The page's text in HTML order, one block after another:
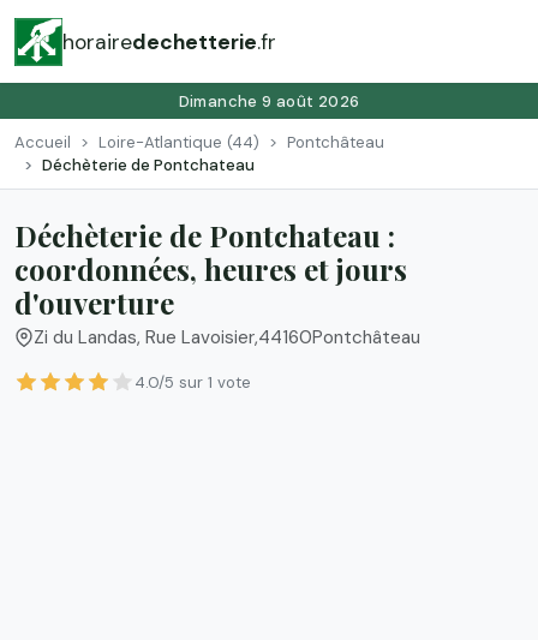
horairedechetterie.fr
Dimanche 9 août 2026
Accueil Loire-Atlantique (44)
Pontchâteau
Déchèterie de Pontchateau
Déchèterie de Pontchateau :
coordonnées, heures et jours
d'ouverture
Zi du Landas, Rue Lavoisier,44160Pontchâteau
4.0/5 sur 1 vote